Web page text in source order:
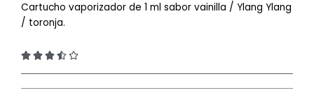
Cartucho vaporizador de 1 ml sabor vainilla / Ylang Ylang
/ toronja.
    3.5/5